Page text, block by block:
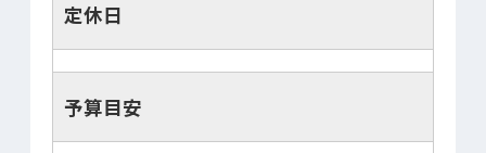
定休日
予算目安